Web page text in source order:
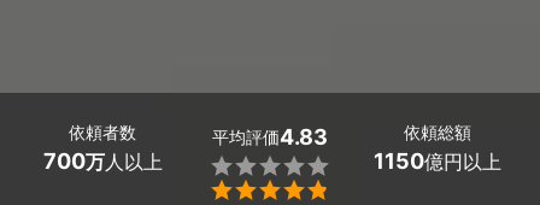
依頼者数
700万人以上
平均評価4.83


依頼総額
1150億円以上